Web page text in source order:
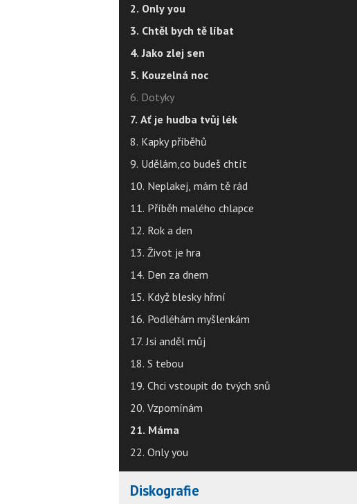
2. Only you
3. Chtěl bych tě líbat
4. Jako zlej sen
5. Kouzelná noc
6. Dotyky
7. Ať je hudba tvůj lék
8. Kapky příběhů
9. Udělám,co budeš chtít
10. Neplakej, mám tě rád
11. Příběh malého chlapce
12. Rok a den
13. Život je hra
14. Den za dnem
15. Když blesky hřmí
16. Podléhám myšlenkám
17. Jsi anděl můj
18. S tebou
19. Chci vstoupit do tvých snů
20. Vzpomínám
21. Máma
22. Only you
Diskografie